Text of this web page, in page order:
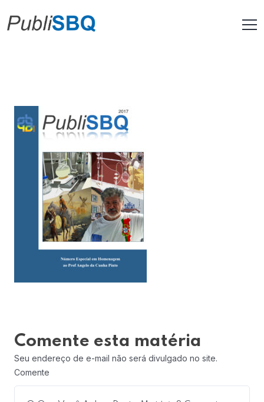
Comente esta matéria
Seu endereço de e-mail não será divulgado no site.
Comente